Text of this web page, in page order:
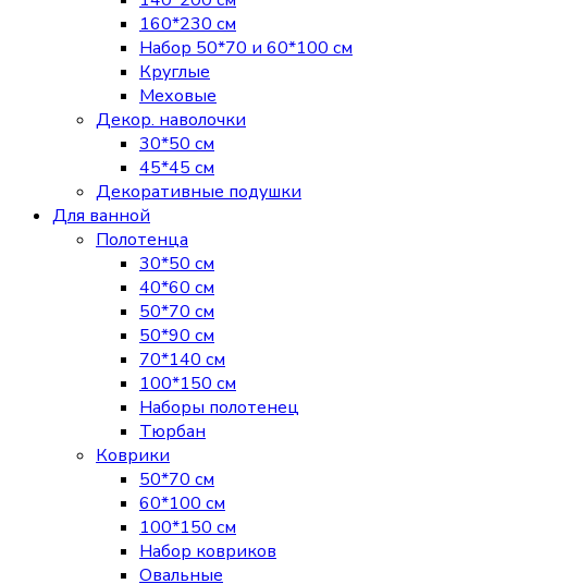
160*230 см
Набор 50*70 и 60*100 см
Круглые
Меховые
Декор. наволочки
30*50 см
45*45 см
Декоративные подушки
Для ванной
Полотенца
30*50 см
40*60 см
50*70 см
50*90 см
70*140 см
100*150 см
Наборы полотенец
Тюрбан
Коврики
50*70 см
60*100 см
100*150 см
Набор ковриков
Овальные